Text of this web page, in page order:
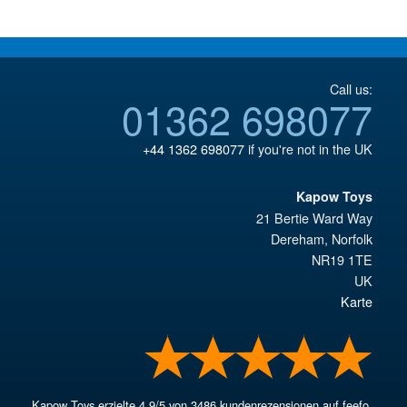
Call us:
01362 698077
+44 1362 698077if you're not in the UK
Kapow Toys
21 Bertie Ward Way
Dereham, Norfolk
NR19 1TE
UK
Karte